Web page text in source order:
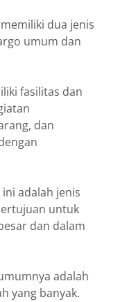
dua jenis
umum dan
fasilitas dan
dan
adalah jenis
untuk
dan dalam
adalah
yang banyak.